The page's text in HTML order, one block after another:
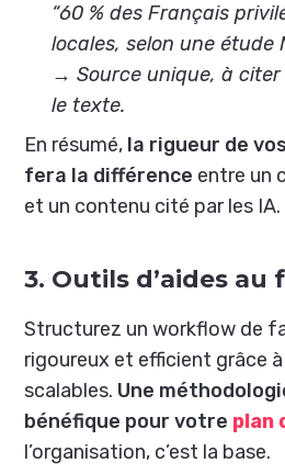
“60 % des Français
locales, selon une étude
→ Source unique, à
le texte.
En résumé, la rigueur de
fera la différence entre un
et un contenu cité par les IA.
3. Outils d’aides
Structurez un workflow de
rigoureux et efficient grâce
scalables. Une
bénéfique pour votre plan
l’organisation, c’est la base.